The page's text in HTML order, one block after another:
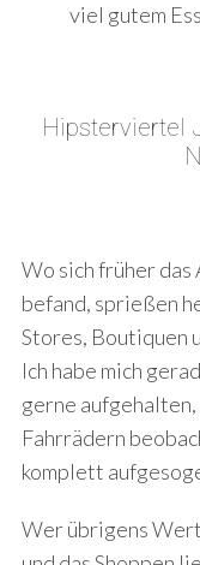
viel gutem
Hipsterviertel
Wo sich früher
befand, sprießen
Stores, Boutiquen
Ich habe mich
gerne
Fahrrädern
komplett
Wer übrigens